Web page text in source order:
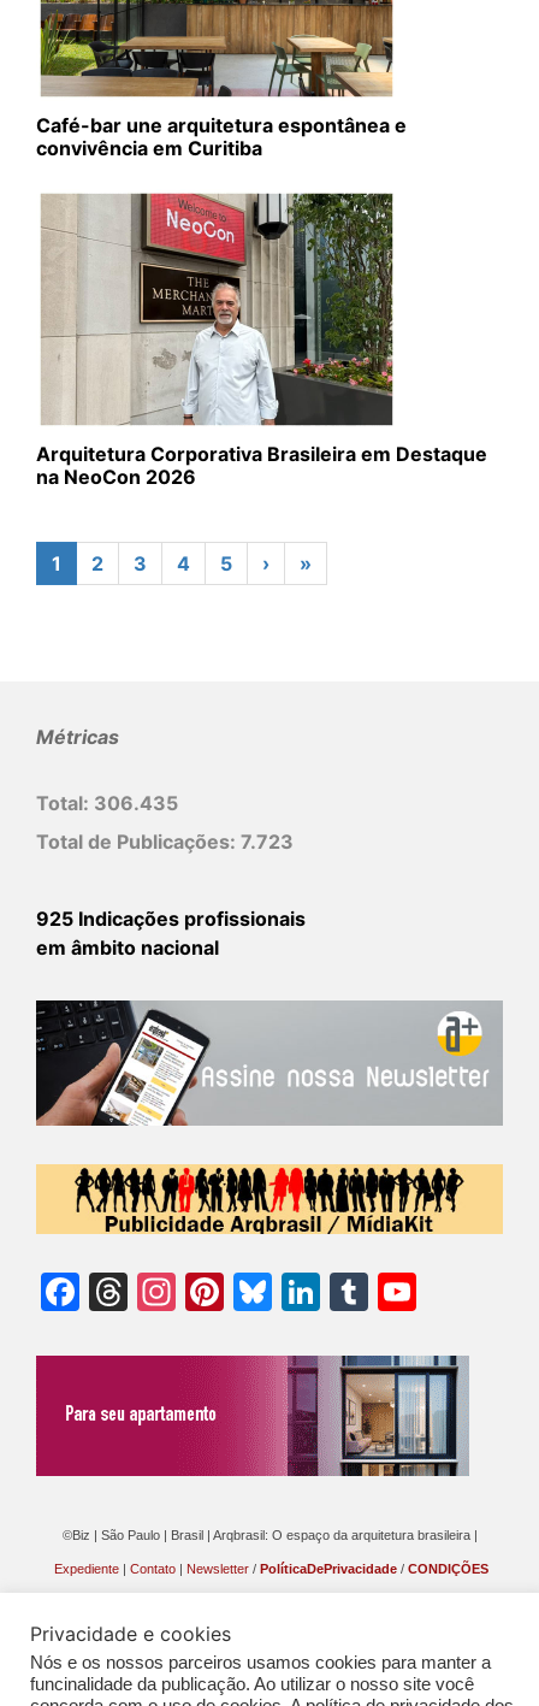
Café-bar une arquitetura espontânea e
convivência em Curitiba
Arquitetura Corporativa Brasileira em Destaque
na NeoCon 2026
1 2 3 4 5 › »
Métricas
Total: 306.435
Total de Publicações: 7.723
925 Indicações profissionais
em âmbito nacional
Facebook
Threads
Instagram
Pinterest
Bluesky
LinkedIn
Tumblr
©Biz | São Paulo | Brasil | Arqbrasil: O espaço da arquitetura brasileira |
Expediente | Contato | Newsletter / PolíticaDePrivacidade / CONDIÇÕES
Privacidade e cookies
Nós e os nossos parceiros usamos cookies para manter a
funcinalidade da publicação. Ao utilizar o nosso site você